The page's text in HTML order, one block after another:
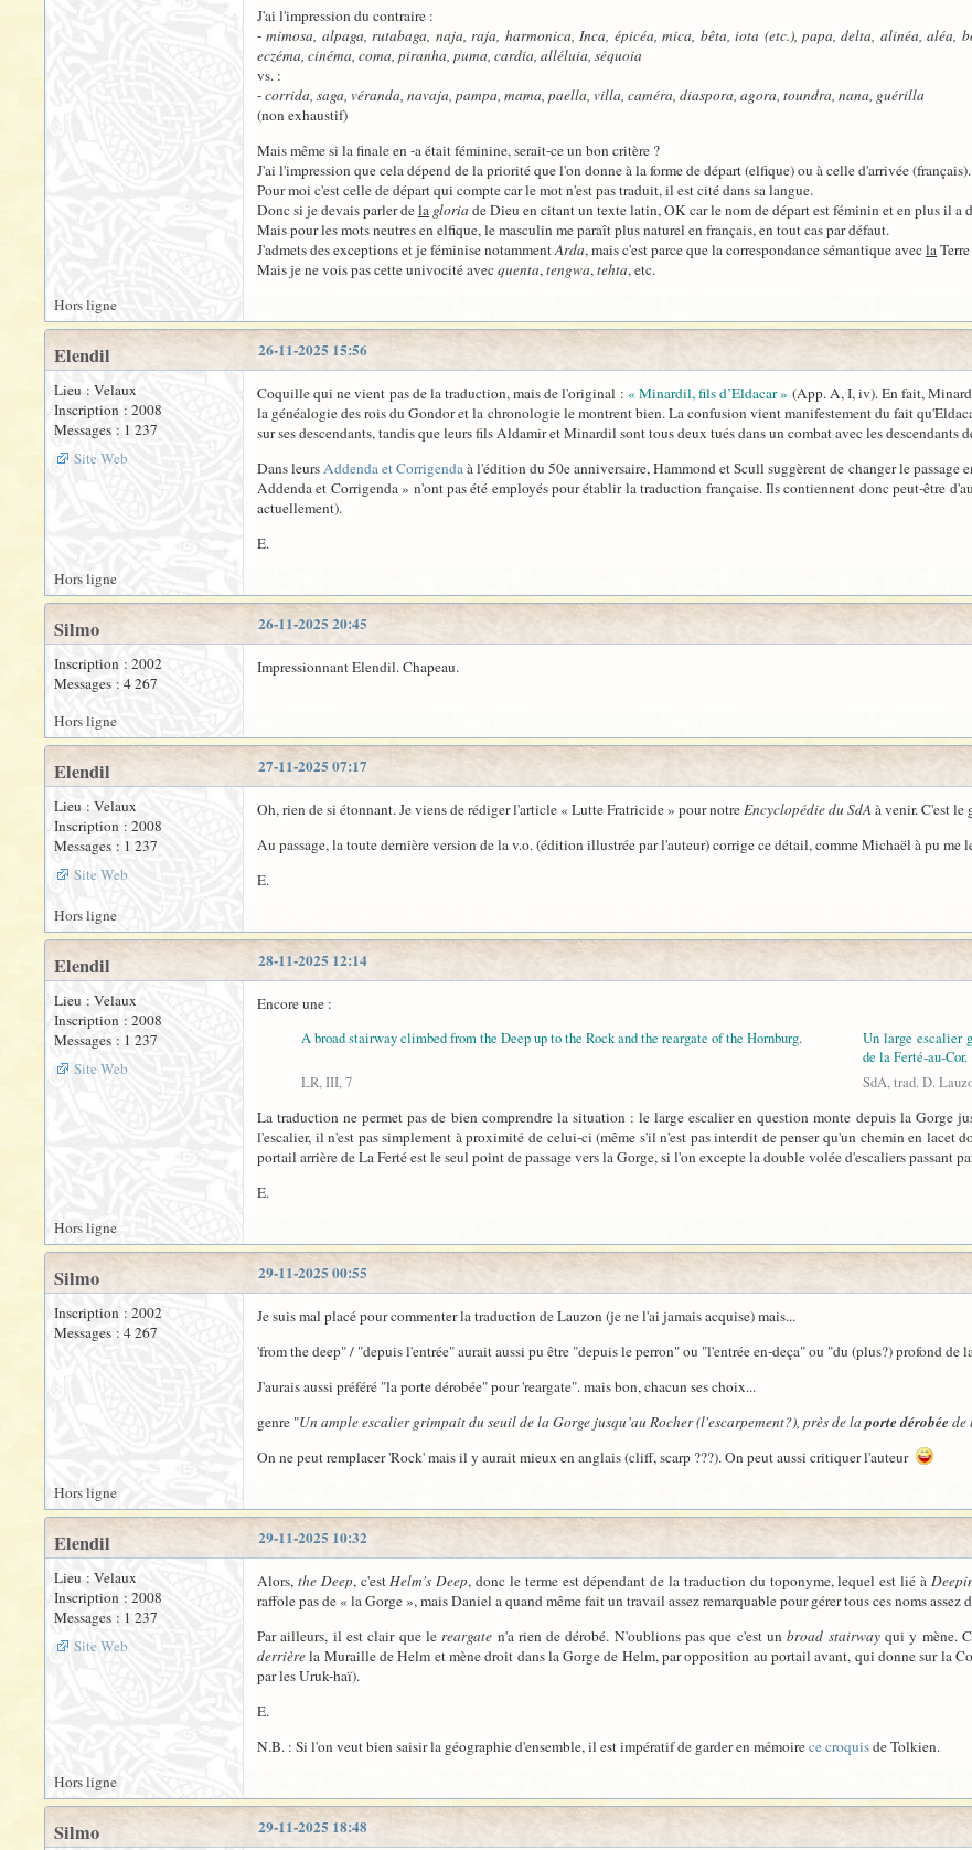
J'ai l'impression du contraire :
-mimosa, alpaga, rutabaga, naja, raja, harmonica, Inca, épicéa, mica, bêta, iota (etc.), papa, delta, alinéa,
eczéma, cinéma, coma, piranha, puma, cardia, alléluia, séquoia
vs. :
-corrida, saga, véranda, navaja, pampa, mama, paella, villa, caméra, diaspora, agora, toundra, nana, guérilla
(non exhaustif)
Mais même si la finale en -a était féminine, serait-ce un bon critère ?
J'ai l'impression que cela dépend de la priorité que l'on donne à la forme de départ (elfique) ou à celle d'arrivée (français).
Pour moi c'est celle de départ qui compte car le mot n'est pas traduit, il est cité dans sa langue.
Donc si je devais parler dela gloria de Dieu en citant un texte latin, OK car le nom de départ est féminin et en plus il
Mais pour les mots neutres en elfique, le masculin me paraît plus naturel en français, en tout cas par défaut.
J'admets des exceptions et je féminise notammentArda, mais c'est parce que la correspondance sémantique avecla
Mais je ne vois pas cette univocité avecquenta,tengwa,tehta, etc.
Hors ligne
26-11-2025 15:56
Elendil
Lieu : Velaux
Inscription : 2008
Messages : 1 237
Site Web
Coquille qui ne vient pas de la traduction, mais de l'original : « Minardil, fils d’Eldacar » (App. A, I, iv). En fait,
la généalogie des rois du Gondor et la chronologie le montrent bien. La confusion vient manifestement du fait
sur ses descendants, tandis que leurs fils Aldamir et Minardil sont tous deux tués dans un combat avec les descendants
Dans leursAddenda et Corrigendaà l'édition du 50e anniversaire, Hammond et Scull suggèrent de changer le passage
Addenda et Corrigenda » n'ont pas été employés pour établir la traduction française. Ils contiennent donc peut-être
actuellement).
E.
Hors ligne
26-11-2025 20:45
Silmo
Inscription : 2002
Messages : 4 267
Impressionnant Elendil. Chapeau.
Hors ligne
27-11-2025 07:17
Elendil
Lieu : Velaux
Inscription : 2008
Messages : 1 237
Site Web
Oh, rien de si étonnant. Je viens de rédiger l'article « Lutte Fratricide » pour notreEncyclopédie du SdAà venir. C'est le
Au passage, la toute dernière version de la v.o. (édition illustrée par l'auteur) corrige ce détail, comme Michaël à pu me
E.
Hors ligne
28-11-2025 12:14
Elendil
Lieu : Velaux
Inscription : 2008
Messages : 1 237
Site Web
Encore une :
A broad stairway climbed from the Deep up to the Rock and the reargate of the Hornburg.
Un large escalier
de la Ferté-au-Cor.
LR, III, 7
SdA, trad. D.
La traduction ne permet pas de bien comprendre la situation : le large escalier en question monte depuis la Gorge
l'escalier, il n'est pas simplement à proximité de celui-ci (même s'il n'est pas interdit de penser qu'un chemin en lacet
portail arrière de La Ferté est le seul point de passage vers la Gorge, si l'on excepte la double volée d'escaliers passant
E.
Hors ligne
29-11-2025 00:55
Silmo
Inscription : 2002
Messages : 4 267
Je suis mal placé pour commenter la traduction de Lauzon (je ne l'ai jamais acquise) mais...
'from the deep" / "depuis l'entrée" aurait aussi pu être "depuis le perron" ou "l'entrée en-deça" ou "du (plus?) profond
J'aurais aussi préféré "la porte dérobée" pour 'reargate". mais bon, chacun ses choix...
genre "Un ample escalier grimpait du seuil de la Gorge jusqu’au Rocher (l'escarpement?), près de laporte dérobéede
On ne peut remplacer 'Rock' mais il y aurait mieux en anglais (cliff, scarp ???). On peut aussi critiquer l'auteur
Hors ligne
29-11-2025 10:32
Elendil
Lieu : Velaux
Inscription : 2008
Messages : 1 237
Site Web
Alors, the Deep, c'estHelm's Deep, donc le terme est dépendant de la traduction du toponyme, lequel est lié à
raffole pas de « la Gorge », mais Daniel a quand même fait un travail assez remarquable pour gérer tous ces noms
Par ailleurs, il est clair que lereargate n'a rien de dérobé. N'oublions pas que c'est unbroad stairwayqui y mène.
derrièrela Muraille de Helm et mène droit dans la Gorge de Helm, par opposition au portail avant, qui donne sur la
par les Uruk-haï).
E.
N.B. : Si l'on veut bien saisir la géographie d'ensemble, il est impératif de garder en mémoirece croquisde Tolkien.
Hors ligne
29-11-2025 18:48
Silmo